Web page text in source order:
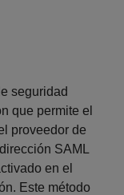
seguridad
que permite el
proveedor de
SAML
en el
Este método